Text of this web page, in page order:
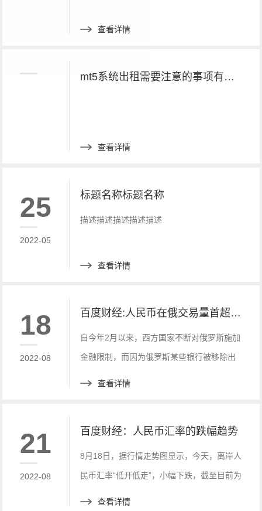
查看详情
mt5系统出租需要注意的事项有哪些呢？
查看详情
25
2022-05
标题名称标题名称
描述描述描述描述描述
查看详情
18
2022-08
百度财经:人民币在俄交易量首超美元！
自今年2月以来，西方国家不断对俄罗斯施加
金融限制，而因为俄罗斯某些银行被移除出
查看详情
21
2022-08
百度财经：人民币汇率的跌幅趋势
8月18日，据行情走势图显示，今天，离岸人
民币汇率“低开低走”，小幅下跌，截至目前为
查看详情